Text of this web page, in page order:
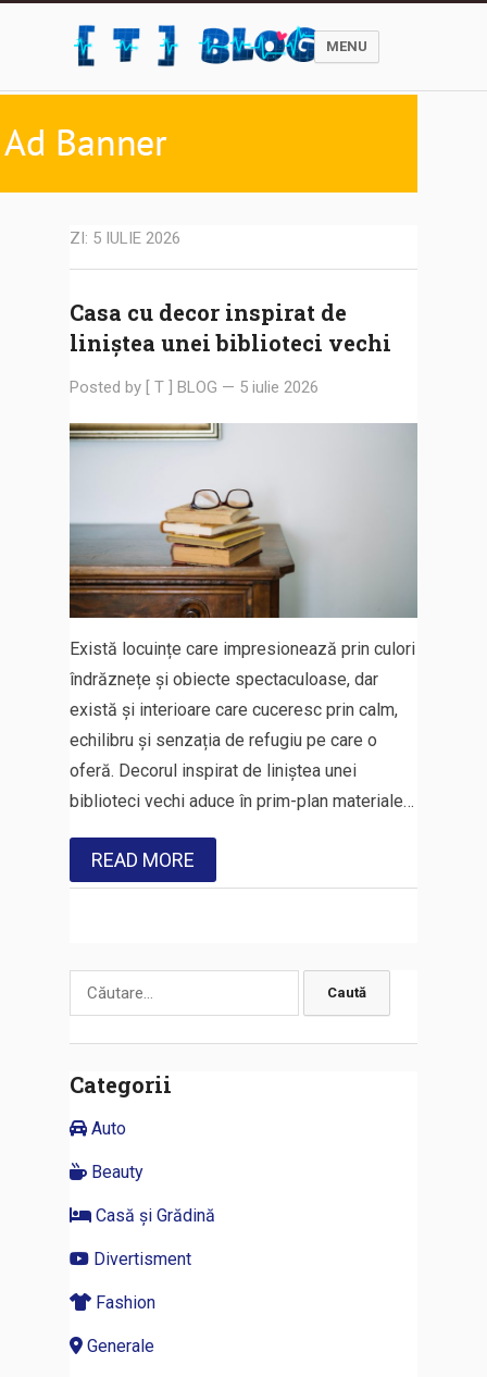
MENU
ZI: 5 IULIE 2026
Casa cu decor inspirat de
liniștea unei biblioteci vechi
Posted by [ T ] BLOG — 5 iulie 2026
Există locuințe care impresionează prin culori
îndrăznețe și obiecte spectaculoase, dar
există și interioare care cuceresc prin calm,
echilibru și senzația de refugiu pe care o
oferă. Decorul inspirat de liniștea unei
biblioteci vechi aduce în prim-plan materiale…
READ MORE
Caută
după:
Categorii
Auto
Beauty
Casă și Grădină
Divertisment
Fashion
Generale